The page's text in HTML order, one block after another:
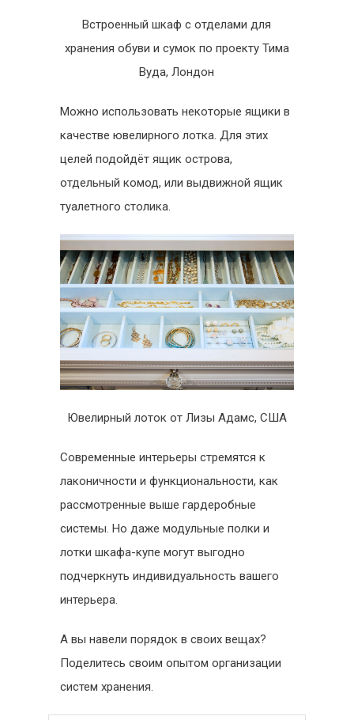
Встроенный шкаф с отделами для
хранения обуви и сумок по проекту Тима
Вуда, Лондон
Можно использовать некоторые ящики в
качестве ювелирного лотка. Для этих
целей подойдёт ящик острова,
отдельный комод, или выдвижной ящик
туалетного столика.
Ювелирный лоток от Лизы Адамс, США
Современные интерьеры стремятся к
лаконичности и функциональности, как
рассмотренные выше гардеробные
системы. Но даже модульные полки и
лотки шкафа-купе могут выгодно
подчеркнуть индивидуальность вашего
интерьера.
А вы навели порядок в своих вещах?
Поделитесь своим опытом организации
систем хранения.